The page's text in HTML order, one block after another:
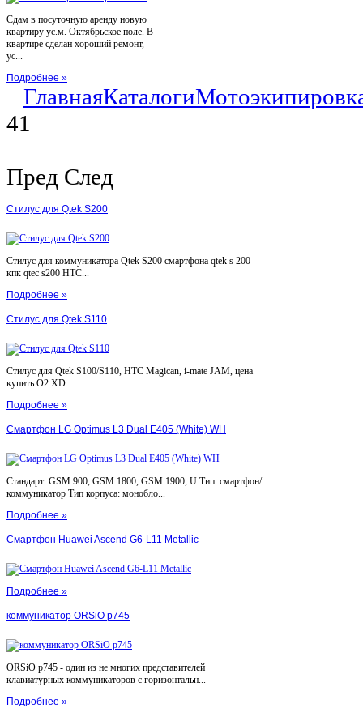
Сдам в посуточную аренду новую
квартиру ус.м. Октябрьское поле. В
квартире сделан хороший ремонт,
ус...
Подробнее »
ГлавнаяКаталоги
41
Пред След
Стилус для Qtek S200
Стилус для коммуникатора Qtek S200 смартфона qtek s 200
кпк qtec s200 HTC...
Подробнее »
Стилус для Qtek S110
Стилус для Qtek S100/S110, HTC Magican, i-mate JAM, цена
купить O2 XD...
Подробнее »
Смартфон LG Optimus L3 Dual E405 (White) WH
Стандарт: GSM 900, GSM 1800, GSM 1900, U Тип: смартфон/
коммуникатор Тип корпуса: монобло...
Подробнее »
Смартфон Huawei Ascend G6-L11 Metallic
Подробнее »
коммуникатор ORSiO p745
ORSiO p745 - один из не многих представителей
клавиатурных коммуникаторов с горизонтальн...
Подробнее »